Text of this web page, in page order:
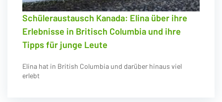
Schüleraustausch Kanada: Elina über ihre
Erlebnisse in Britisch Columbia und ihre
Tipps für junge Leute
Elina hat in British Columbia und darüber hinaus viel
erlebt